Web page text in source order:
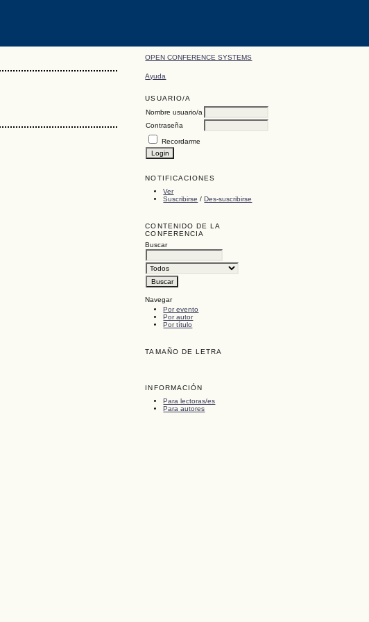
OPEN CONFERENCE SYSTEMS
Ayuda
USUARIO/A
Nombre usuario/a
Contraseña
Recordarme
NOTIFICACIONES
Ver
Suscribirse /Des-suscribirse
CONTENIDO DE LA
CONFERENCIA
Buscar
Navegar
Por evento
Por autor
Por título
TAMAÑO DE LETRA
INFORMACIÓN
Para lectoras/es
Para autores